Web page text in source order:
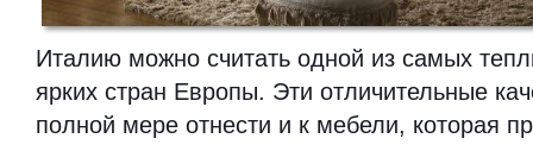
Италию можно считать одной из самых
ярких стран Европы. Эти отличительные
полной мере отнести и к мебели, которая